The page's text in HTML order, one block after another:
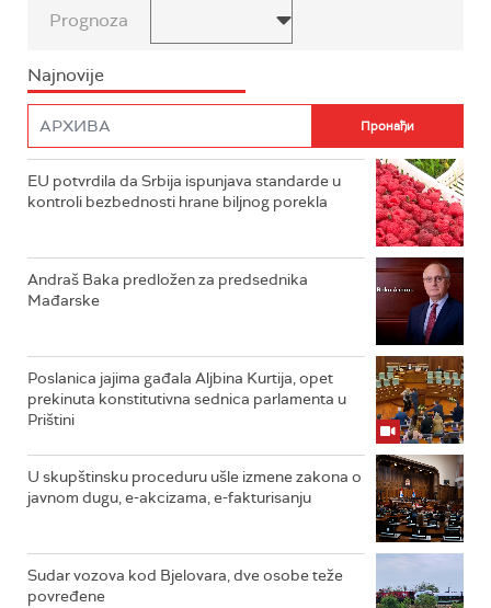
Prognoza
Najnovije
EU potvrdila da Srbija ispunjava standarde u
kontroli bezbednosti hrane biljnog porekla
Andraš Baka predložen za predsednika
Mađarske
Poslanica jajima gađala Aljbina Kurtija, opet
prekinuta konstitutivna sednica parlamenta u
Prištini
U skupštinsku proceduru ušle izmene zakona o
javnom dugu, e-akcizama, e-fakturisanju
Sudar vozova kod Bjelovara, dve osobe teže
povređene